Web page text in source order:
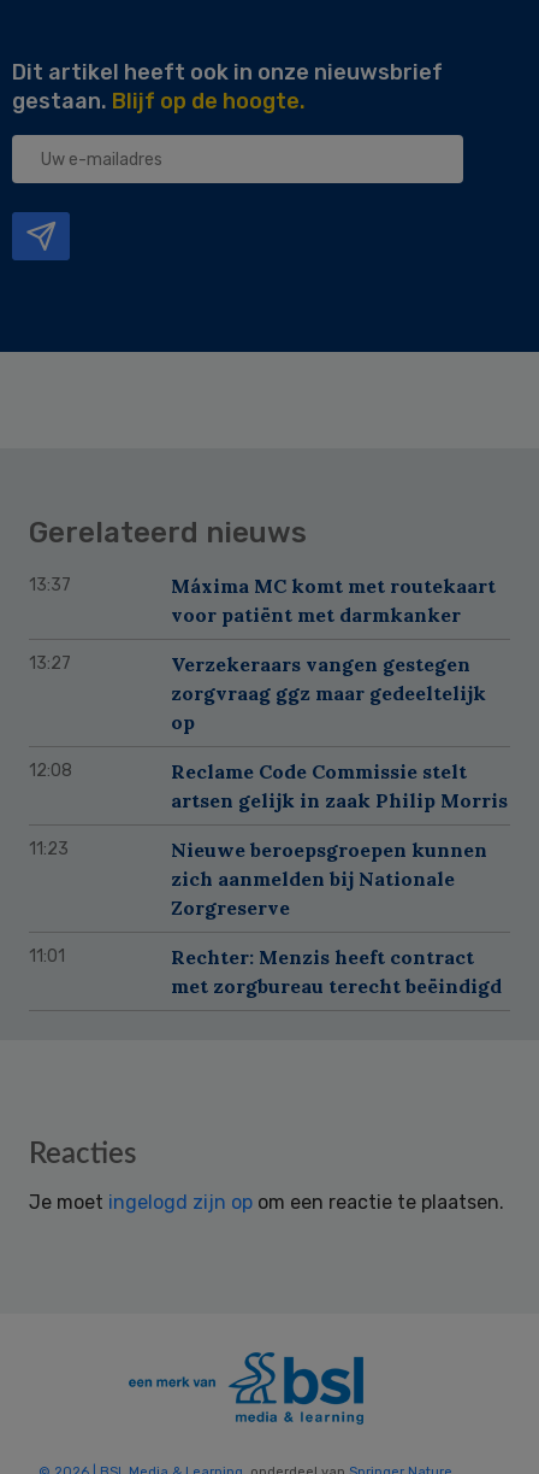
Dit artikel heeft ook in onze nieuwsbrief
gestaan. Blijf op de hoogte.
Uw
Gerelateerd nieuws
13:37
Máxima MC komt met routekaart
voor patiënt met darmkanker
13:27
Verzekeraars vangen gestegen
zorgvraag ggz maar gedeeltelijk
op
12:08
Reclame Code Commissie stelt
artsen gelijk in zaak Philip Morris
11:23
Nieuwe beroepsgroepen kunnen
zich aanmelden bij Nationale
Zorgreserve
11:01
Rechter: Menzis heeft contract
met zorgbureau terecht beëindigd
Reader
Reacties
Je moet ingelogd zijn op om een reactie te plaatsen.